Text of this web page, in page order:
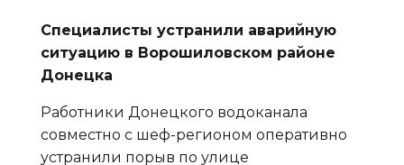
Специалисты устранили аварийную
ситуацию в Ворошиловском районе
Донецка
Работники Донецкого водоканала
совместно с шеф-регионом оперативно
устранили порыв по улице